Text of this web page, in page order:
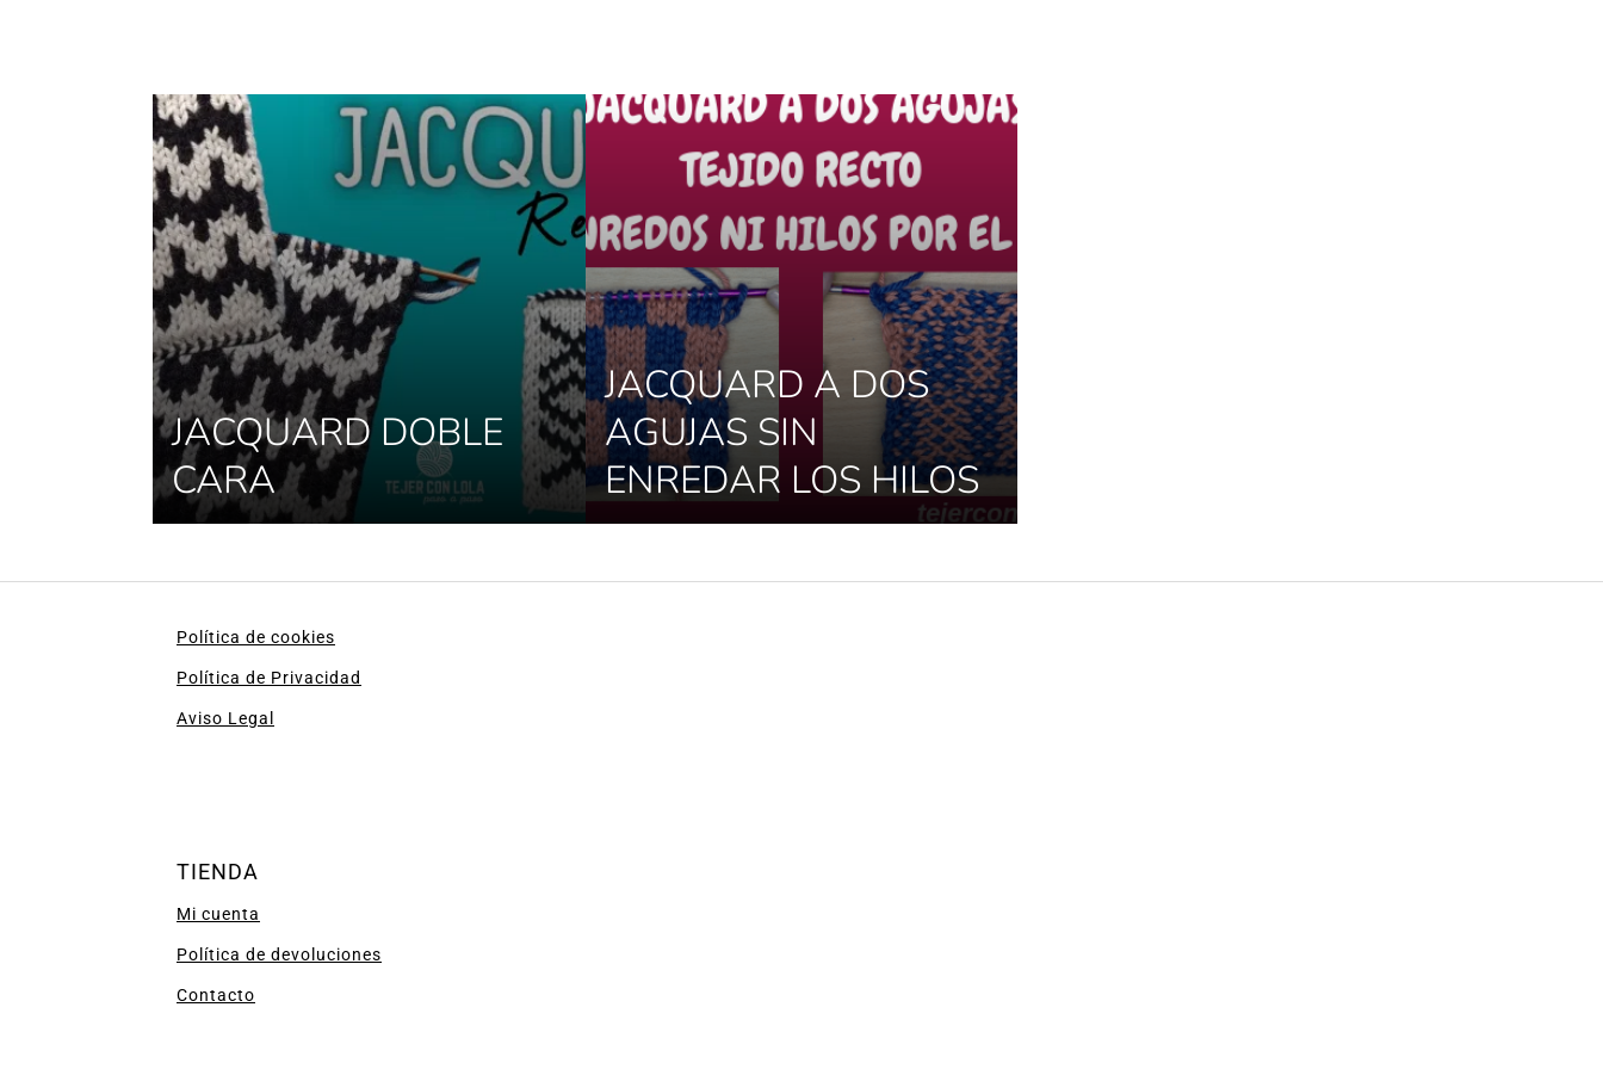
JACQUARD DOBLE
CARA
JACQUARD A DOS
AGUJAS SIN
ENREDAR LOS HILOS
Política de cookies
Política de Privacidad
Aviso Legal
TIENDA
Mi cuenta
Política de devoluciones
Contacto